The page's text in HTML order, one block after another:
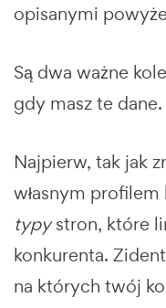
opisanymi
Są dwa ważne
gdy masz te dane.
Najpierw, tak jak
własnym
typystron, które
konkurenta.
na których twój